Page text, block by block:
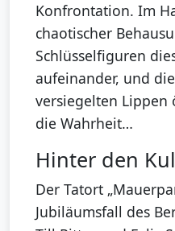
Konfrontation. Im
chaotischer
Schlüsselfiguren
aufeinander, und
versiegelten
die Wahrheit…
Hinter den
Der Tatort
Jubiläumsfall des